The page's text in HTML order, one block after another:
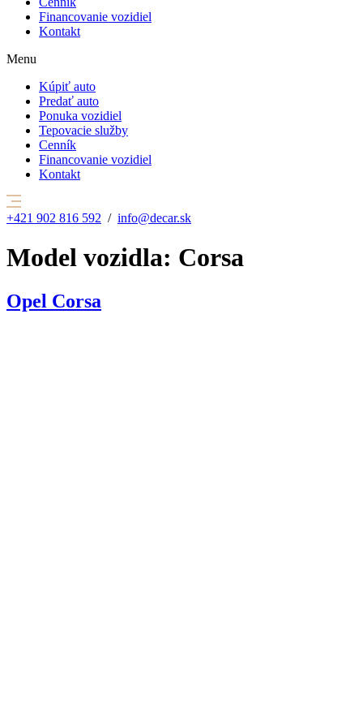
Financovanie vozidiel
Kontakt
Menu
Kúpiť auto
Predať auto
Ponuka vozidiel
Tepovacie služby
Cenník
Financovanie vozidiel
Kontakt
+421 902 816 592 / info@decar.sk
Model vozidla: Corsa
Opel Corsa